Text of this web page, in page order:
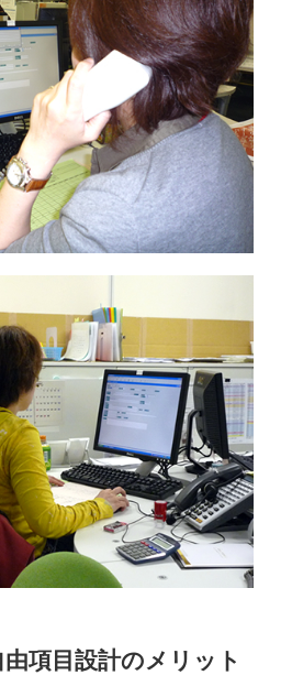
項目設計のメリット